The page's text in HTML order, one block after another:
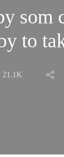
som
to
21.1K